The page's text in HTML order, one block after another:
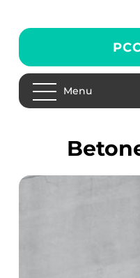
Menu